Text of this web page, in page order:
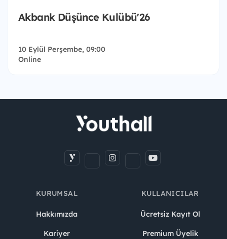
Akbank Düşünce Kulübü'26
10 Eylül Perşembe, 09:00
Online
KURUMSAL
Hakkımızda
Kariyer
KULLANICILAR
Ücretsiz Kayıt Ol
Premium Üyelik